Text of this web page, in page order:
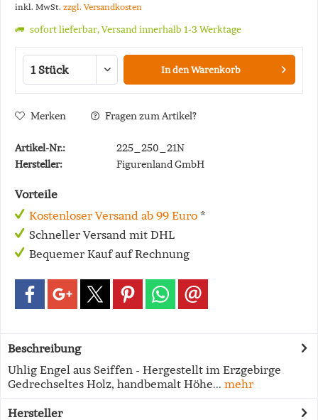
inkl. MwSt. zzgl. Versandkosten
sofort lieferbar, Versand innerhalb 1-3 Werktage
In denWarenkorb
Merken Fragen zum Artikel?
Artikel-Nr.:
225_250_21N
Hersteller:
Figurenland GmbH
Vorteile
Kostenloser Versand ab 99 Euro *
Schneller Versand mit DHL
Bequemer Kauf auf Rechnung
Beschreibung
Uhlig Engel aus Seiffen - Hergestellt im Erzgebirge
Gedrechseltes Holz, handbemalt Höhe... mehr
Hersteller